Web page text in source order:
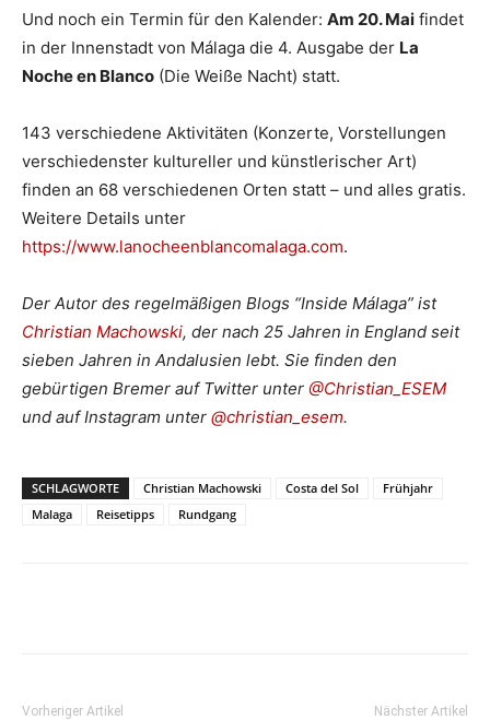
Und noch ein Termin für den Kalender: Am 20. Mai findet
in der Innenstadt von Málaga die 4. Ausgabe der La
Noche en Blanco (Die Weiße Nacht) statt.
143 verschiedene Aktivitäten (Konzerte, Vorstellungen
verschiedenster kultureller und künstlerischer Art)
finden an 68 verschiedenen Orten statt – und alles gratis.
Weitere Details unter
https://www.lanocheenblancomalaga.com.
Der Autor des regelmäßigen Blogs “Inside Málaga” ist
Christian Machowski, der nach 25 Jahren in England seit
sieben Jahren in Andalusien lebt. Sie finden den
gebürtigen Bremer auf Twitter unter @Christian_ESEM
und auf Instagram unter @christian_esem.
SCHLAGWORTE Christian Machowski Costa del Sol
Frühjahr
Malaga
Reisetipps Rundgang
Vorheriger Artikel Nächster Artikel